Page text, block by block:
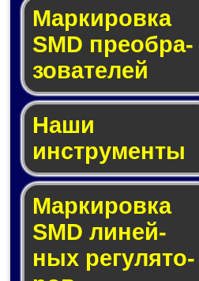
Мар­ки­ров­ка
SMD пре­об­ра­
зо­ва­те­лей
Наши
инструменты
Маркировка
SMD ли­ней­
ных ре­гу­ля­то­